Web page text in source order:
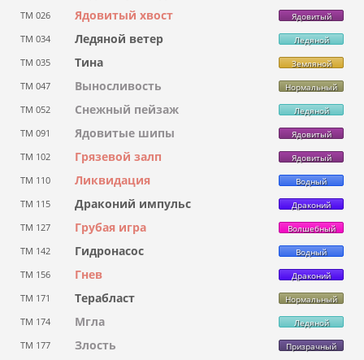
ТМ 026 Ядовитый хвост Ядовитый
ТМ 034 Ледяной ветер Ледяной
ТМ 035 Тина Земляной
ТМ 047 Выносливость Нормальный
ТМ 052 Снежный пейзаж Ледяной
ТМ 091 Ядовитые шипы Ядовитый
ТМ 102 Грязевой залп Ядовитый
ТМ 110 Ликвидация Водный
ТМ 115 Драконий импульс Драконий
ТМ 127 Грубая игра Волшебный
ТМ 142 Гидронасос Водный
ТМ 156 Гнев Драконий
ТМ 171 Терабласт Нормальный
ТМ 174 Мгла Ледяной
ТМ 177 Злость Призрачный